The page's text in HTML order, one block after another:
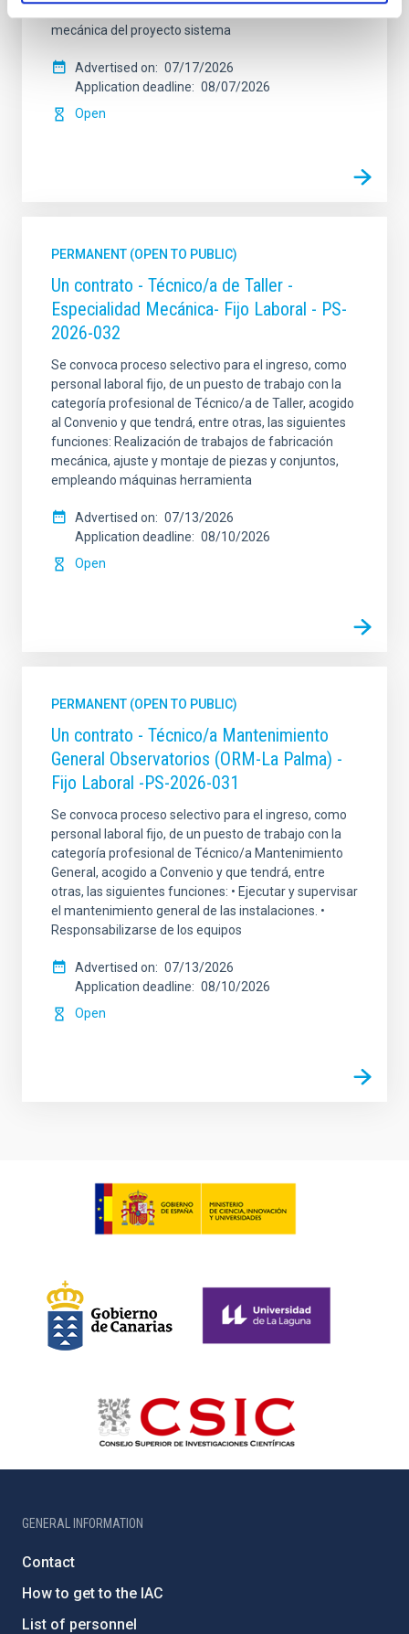
mecánica del proyecto sistema
Advertised on
07/17/2026
Application deadline
08/07/2026
Open
PERMANENT (OPEN TO PUBLIC)
Un contrato - Técnico/a de Taller -
Especialidad Mecánica- Fijo Laboral - PS-
2026-032
Se convoca proceso selectivo para el ingreso, como
personal laboral fijo, de un puesto de trabajo con la
categoría profesional de Técnico/a de Taller, acogido
al Convenio y que tendrá, entre otras, las siguientes
funciones: Realización de trabajos de fabricación
mecánica, ajuste y montaje de piezas y conjuntos,
empleando máquinas herramienta
Advertised on
07/13/2026
Application deadline
08/10/2026
Open
PERMANENT (OPEN TO PUBLIC)
Un contrato - Técnico/a Mantenimiento
General Observatorios (ORM-La Palma) -
Fijo Laboral -PS-2026-031
Se convoca proceso selectivo para el ingreso, como
personal laboral fijo, de un puesto de trabajo con la
categoría profesional de Técnico/a Mantenimiento
General, acogido a Convenio y que tendrá, entre
otras, las siguientes funciones: • Ejecutar y supervisar
el mantenimiento general de las instalaciones. •
Responsabilizarse de los equipos
Advertised on
07/13/2026
Application deadline
08/10/2026
Open
GENERAL INFORMATION
Contact
How to get to the IAC
List of personnel